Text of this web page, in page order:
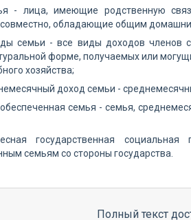
- лица, имеющие родственную
обладающие общим
семьи - все виды доходов членов
форме, получаемых или
хозяйства;
доход семьи -
семья - семья,
государственная
семьям со стороны государства.
Полный текст